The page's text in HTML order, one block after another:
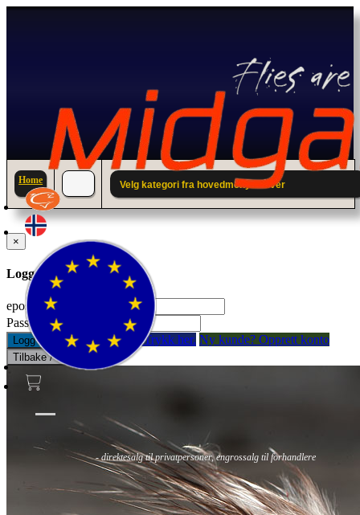
Fluer Fluefiske Fluebinding Kurs & Guiding
- direktesalg til privatpersoner, engrossalg til forhandlere
Home Velg kategori fra hovedmenyen over
×
Logg inn til din konto.
epostadresse:
Passord:
Logg inn Glemt passord? Trykk her. Ny kunde? Opprett konto
Tilbake / Lukk